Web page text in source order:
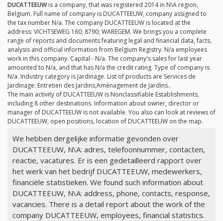
DUCATTEEUWis a company, that was registered 2014 in N\A region,
Belgium. Full name of company is DUCATTEEUW, company assigned to
the tax number N/a. The company DUCATTEEUW is located at the
address: VICHTSEWEG 160; 8790; WAREGEM. We brings you a complete
range of reports and documents featuring legal and financial data, facts,
analysis and official information from Belgium Registry. N/a employees
work in this company. Capital - N/a. The company's sales for last year
amounted to N/a, and that has N/a the credit rating. Type of company is
N/a. Industry category is Jardinage. List of products are Services de
Jardinage: Entretien des Jardins,Aménagement de Jardins..
The main activity of DUCATTEEUW is Nonclassifiable Establishments,
including 8 other destinations. Information about owner, director or
manager of DUCATTEEUW is not available. You also can look at reviews of
DUCATTEEUW, open positions, location of DUCATTEEUW on the map.
We hebben dergelijke informatie gevonden over
DUCATTEEUW, N\A: adres, telefoonnummer, contacten,
reactie, vacatures. Er is een gedetailleerd rapport over
het werk van het bedrijf DUCATTEEUW, medewerkers,
financiële statistieken. We found such information about
DUCATTEEUW, N\A: address, phone, contacts, response,
vacancies. There is a detail report about the work of the
company DUCATTEEUW, employees, financial statistics.